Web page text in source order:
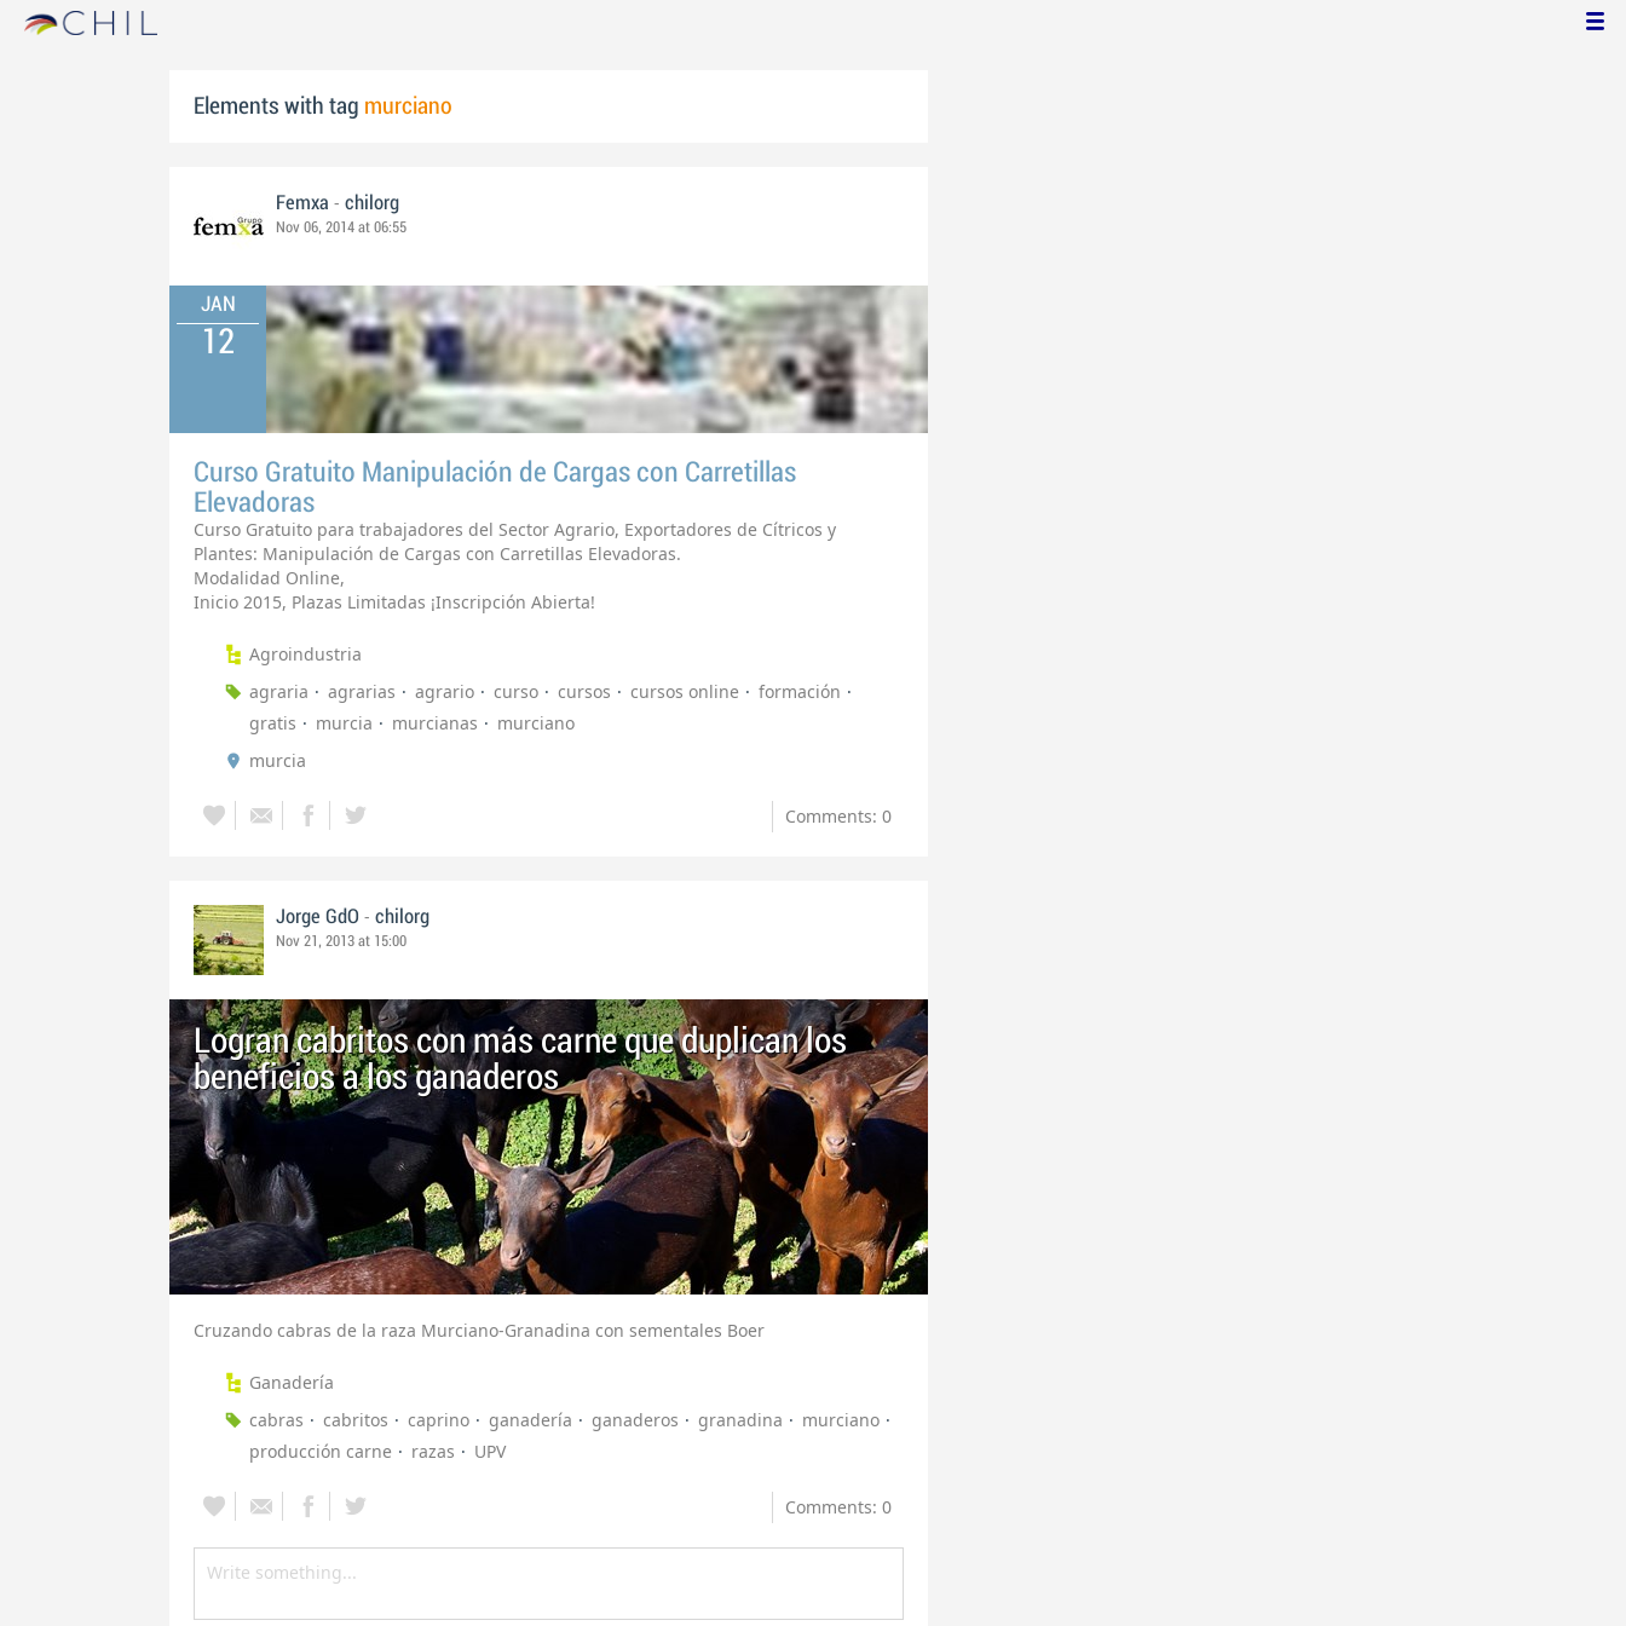
Elements with tag murciano
Femxa - chilorg
Nov 06, 2014 at 06:55
JAN
12
Curso Gratuito Manipulación de Cargas con Carretillas
Elevadoras
Curso Gratuito para trabajadores del Sector Agrario, Exportadores de Cítricos y
Plantes: Manipulación de Cargas con Carretillas Elevadoras.
Modalidad Online,
Inicio 2015, Plazas Limitadas ¡Inscripción Abierta!
Agroindustria
agraria
agrarias agrario curso cursos cursos online
formación
gratis
murcia murcianas
murciano
murcia
Comments: 0
Jorge GdO - chilorg
Nov 21, 2013 at 15:00
Logran cabritos con más carne que duplican los
beneficios a los ganaderos
Cruzando cabras de la raza Murciano-Granadina con sementales Boer
Ganadería
cabras
cabritos caprino ganadería ganaderos granadina
murciano
producción carne
razas UPV
Comments: 0